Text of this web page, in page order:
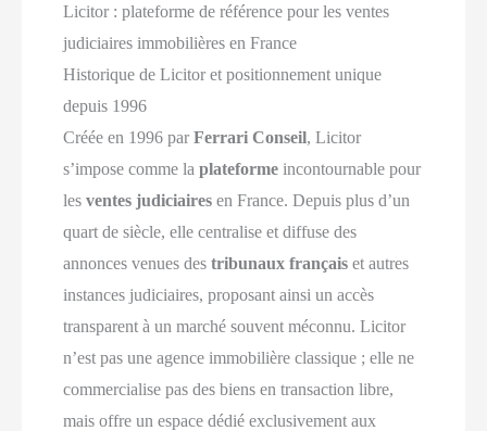
Licitor : plateforme de référence pour les ventes
judiciaires immobilières en France
Historique de Licitor et positionnement unique
depuis 1996
Créée en 1996 parFerrari Conseil, Licitor
s’impose comme laplateforme incontournable pour
lesventes judiciaires en France. Depuis plus d’un
quart de siècle, elle centralise et diffuse des
annonces venues destribunaux français et autres
instances judiciaires, proposant ainsi un accès
transparent à un marché souvent méconnu. Licitor
n’est pas une agence immobilière classique ; elle ne
commercialise pas des biens en transaction libre,
mais offre un espace dédié exclusivement aux